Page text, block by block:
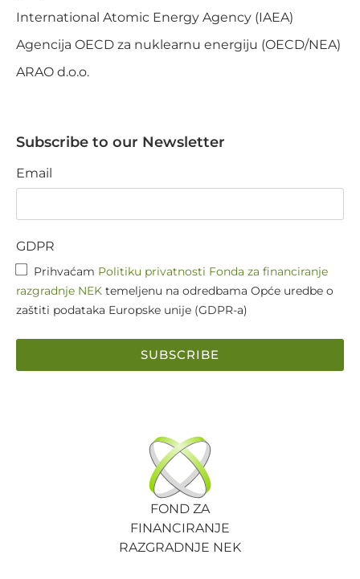
International Atomic Energy Agency (IAEA)
Agencija OECD za nuklearnu energiju (OECD/NEA)
ARAO d.o.o.
Subscribe to our Newsletter
Email
GDPR
Prihvaćam Politiku privatnosti Fonda za financiranje
razgradnje NEK temeljenu na odredbama Opće uredbe o
zaštiti podataka Europske unije (GDPR-a)
SUBSCRIBE
FOND ZA
FINANCIRANJE
RAZGRADNJE NEK